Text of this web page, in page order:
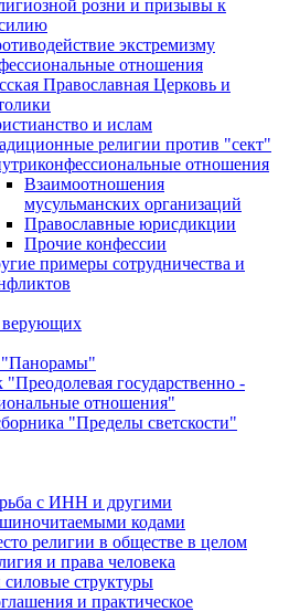
розни и призывы к
экстремизму
отношения
Православная Церковь и
и ислам
религии против "сект"
отношения
Взаимоотношения
мусульманских организаций
Православные юрисдикции
Прочие конфессии
примеры сотрудничества и
верующих
государственно -
отношения"
"Пределы светскости"
с ИНН и другими
кодами
религии в обществе в целом
и права человека
структуры
и практическое